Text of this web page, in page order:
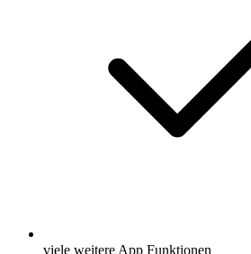
viele weitere App Funktionen